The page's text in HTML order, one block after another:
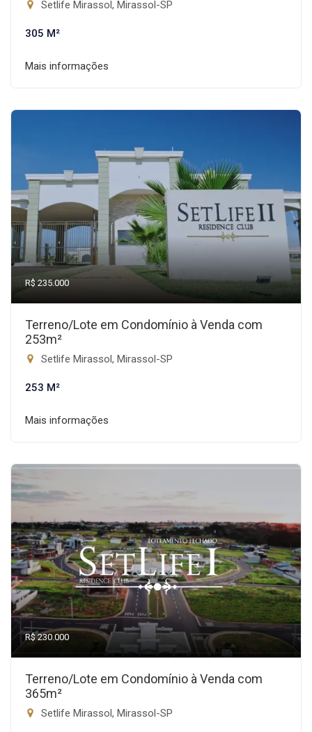
Setlife Mirassol, Mirassol-SP
305 M²
Mais informações
R$ 235.000
Terreno/Lote em Condomínio à Venda com
253m²
Setlife Mirassol, Mirassol-SP
253 M²
Mais informações
R$ 230.000
Terreno/Lote em Condomínio à Venda com
365m²
Setlife Mirassol, Mirassol-SP